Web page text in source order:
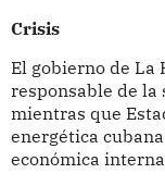
Crisis
El gobierno de La
responsable de
mientras que
energética
económica